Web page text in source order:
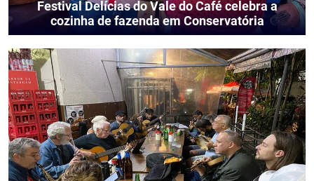
Festival Delícias do Vale do Café celebra a
cozinha de fazenda em Conservatória